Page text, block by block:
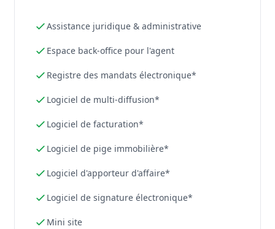
Assistance juridique & administrative
Espace back-office pour l'agent
Registre des mandats électronique*
Logiciel de multi-diffusion*
Logiciel de facturation*
Logiciel de pige immobilière*
Logiciel d'apporteur d'affaire*
Logiciel de signature électronique*
Mini site